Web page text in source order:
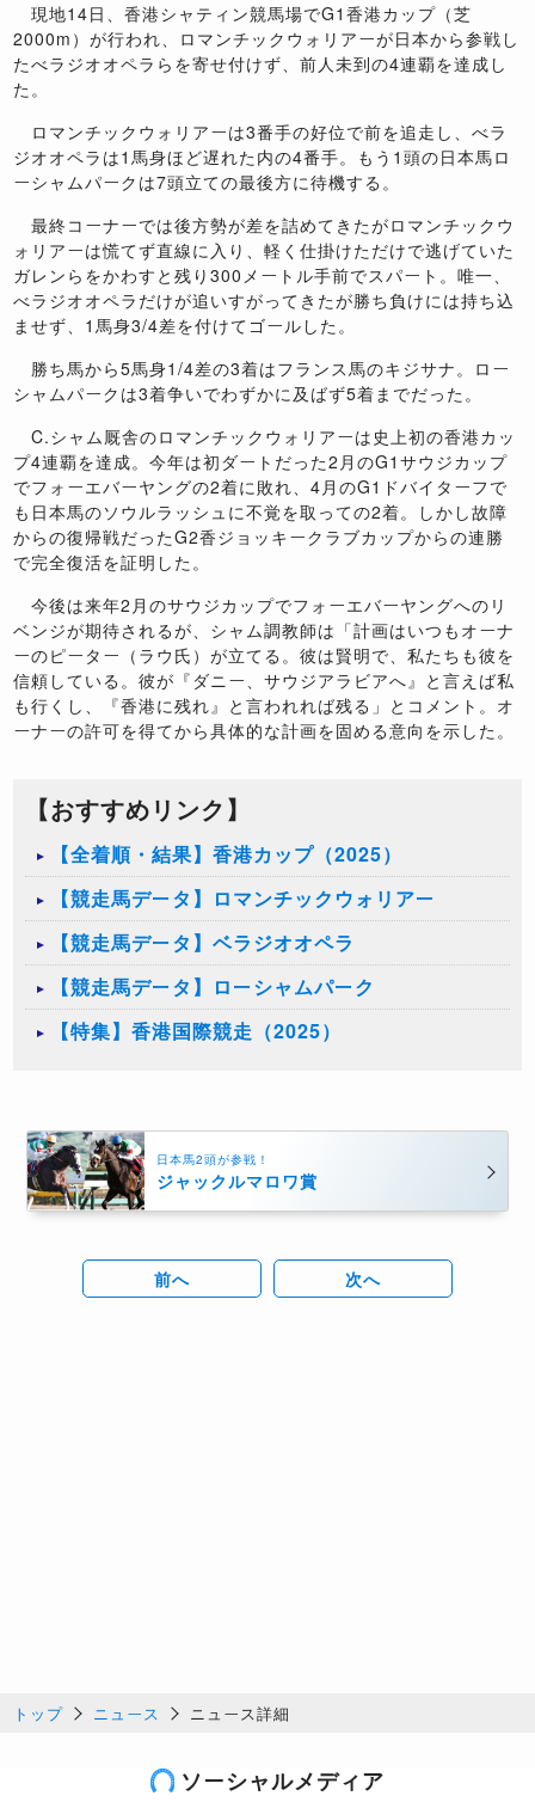
現地14日、香港シャティン競馬場でG1香港カップ（芝
2000m）が行われ、ロマンチックウォリアーが日本から参戦し
たべラジオオペラらを寄せ付けず、前人未到の4連覇を達成し
た。
ロマンチックウォリアーは3番手の好位で前を追走し、べラ
ジオオペラは1馬身ほど遅れた内の4番手。もう1頭の日本馬ロ
ーシャムパークは7頭立ての最後方に待機する。
最終コーナーでは後方勢が差を詰めてきたがロマンチックウ
ォリアーは慌てず直線に入り、軽く仕掛けただけで逃げていた
ガレンらをかわすと残り300メートル手前でスパート。唯一、
べラジオオペラだけが追いすがってきたが勝ち負けには持ち込
ませず、1馬身3/4差を付けてゴールした。
勝ち馬から5馬身1/4差の3着はフランス馬のキジサナ。ロー
シャムパークは3着争いでわずかに及ばず5着までだった。
C.シャム厩舎のロマンチックウォリアーは史上初の香港カッ
プ4連覇を達成。今年は初ダートだった2月のG1サウジカップ
でフォーエバーヤングの2着に敗れ、4月のG1ドバイターフで
も日本馬のソウルラッシュに不覚を取っての2着。しかし故障
からの復帰戦だったG2香ジョッキークラブカップからの連勝
で完全復活を証明した。
今後は来年2月のサウジカップでフォーエバーヤングへのリ
ベンジが期待されるが、シャム調教師は「計画はいつもオーナ
ーのピーター（ラウ氏）が立てる。彼は賢明で、私たちも彼を
信頼している。彼が『ダニー、サウジアラビアへ』と言えば私
も行くし、『香港に残れ』と言われれば残る」とコメント。オ
ーナーの許可を得てから具体的な計画を固める意向を示した。
【おすすめリンク】
【全着順・結果】香港カップ（2025）
【競走馬データ】ロマンチックウォリアー
【競走馬データ】ベラジオオペラ
【競走馬データ】ローシャムパーク
【特集】香港国際競走（2025）
日本馬2頭が参戦！
ジャックルマロワ賞
前へ 次へ
トップ ニュース ニュース詳細
ソーシャルメディア